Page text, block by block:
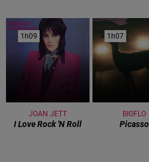
1h09
1h09
JOAN JETT
I Love Rock 'n Roll
1h07
1h07
BIGFLO
Picasso